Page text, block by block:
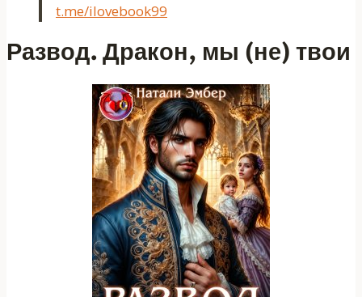
t.me/ilovebook99
Развод. Дракон, мы (не) твои